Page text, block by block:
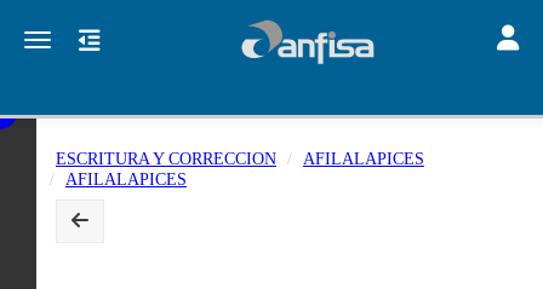
Toggle navigation
ESCRITURA Y CORRECCION
AFILALAPICES
AFILALAPICES